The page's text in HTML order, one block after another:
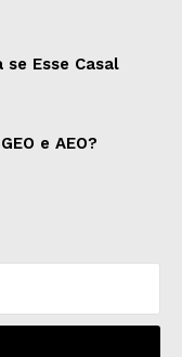
Esse Casal
e AEO?